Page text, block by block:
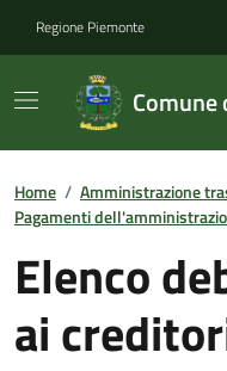
Regione Piemonte
Comune
Home / Amministrazione
Pagamenti
Elenco
ai